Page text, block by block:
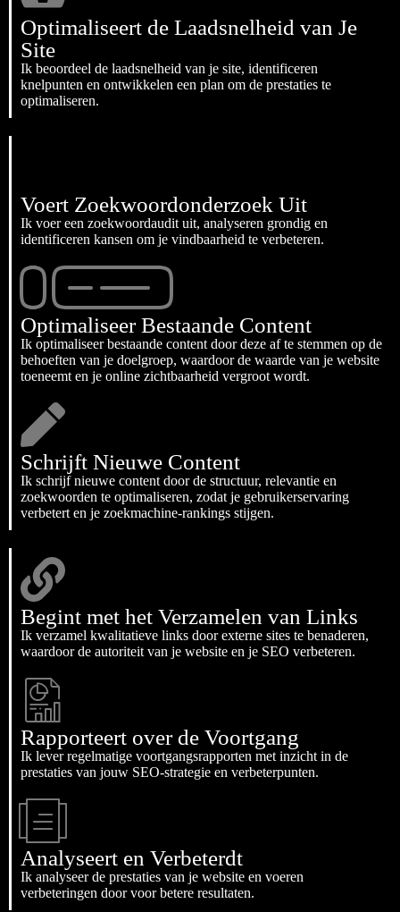
Optimaliseert de Laadsnelheid van Je
Site
Ik beoordeel de laadsnelheid van je site, identificeren
knelpunten en ontwikkelen een plan om de prestaties te
optimaliseren.
Voert Zoekwoordonderzoek Uit
Ik voer een zoekwoordaudit uit, analyseren grondig en
identificeren kansen om je vindbaarheid te verbeteren.
Optimaliseer Bestaande Content
Ik optimaliseer bestaande content door deze af te stemmen op de
behoeften van je doelgroep, waardoor de waarde van je website
toeneemt en je online zichtbaarheid vergroot wordt.
Schrijft Nieuwe Content
Ik schrijf nieuwe content door de structuur, relevantie en
zoekwoorden te optimaliseren, zodat je gebruikerservaring
verbetert en je zoekmachine-rankings stijgen.
Begint met het Verzamelen van Links
Ik verzamel kwalitatieve links door externe sites te benaderen,
waardoor de autoriteit van je website en je SEO verbeteren.
Rapporteert over de Voortgang
Ik lever regelmatige voortgangsrapporten met inzicht in de
prestaties van jouw SEO-strategie en verbeterpunten.
Analyseert en Verbeterdt
Ik analyseer de prestaties van je website en voeren
verbeteringen door voor betere resultaten.